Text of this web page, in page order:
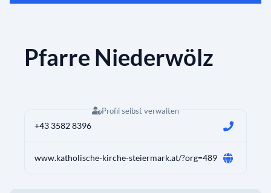
Pfarre Niederwölz
Profil selbst verwalten
+43 3582 8396
www.katholische-kirche-steiermark.at/?org=489